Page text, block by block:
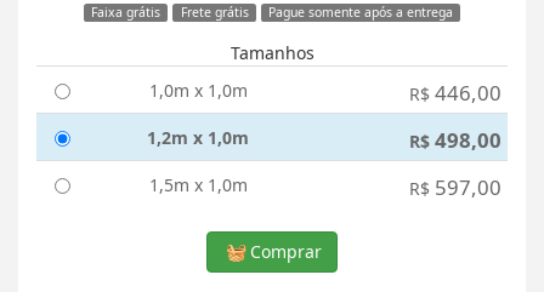
Faixa grátis Frete grátis Pague somente após a entrega
Tamanhos
1,0m x 1,0m
R$ 446,00
1,2m x 1,0m R$ 498,00
1,5m x 1,0m R$ 597,00
Comprar